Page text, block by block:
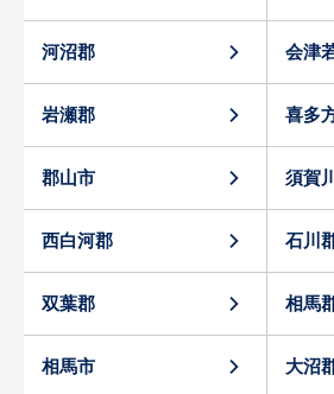
河沼郡 会津
岩瀬郡 喜多
郡山市 須賀
西白河郡 石川
双葉郡 相馬
相馬市 大沼